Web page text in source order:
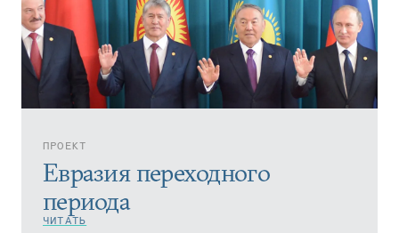
ПРОЕКТ
Евразия переходного
периода
ЧИТАТЬ